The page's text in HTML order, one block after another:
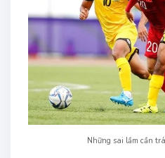
Những sai lầm cần